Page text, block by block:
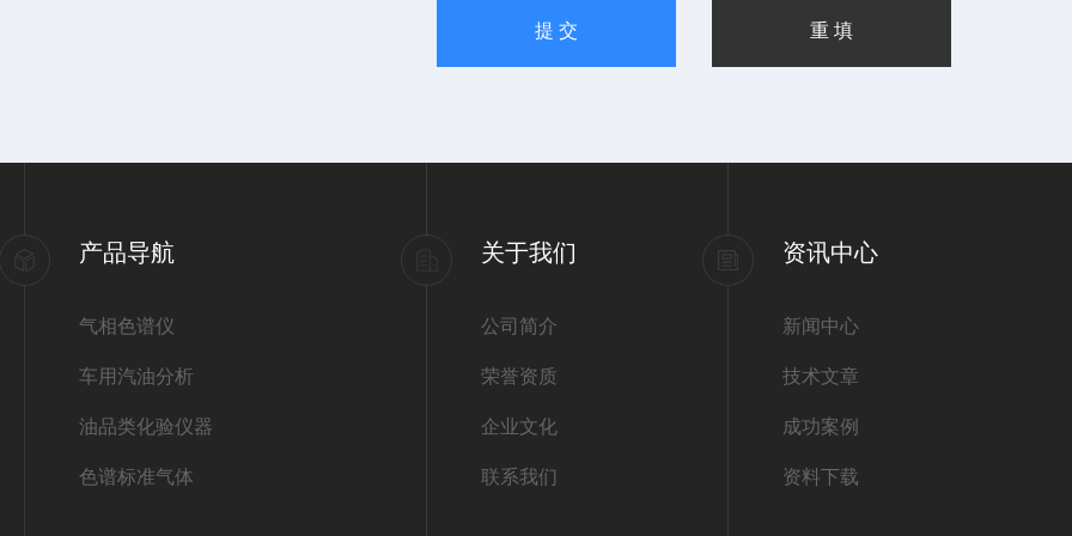
产品导航
气相色谱仪
车用汽油分析
油品类化验仪器
色谱标准气体
关于我们
公司简介
荣誉资质
企业文化
联系我们
资讯中心
新闻中心
技术文章
成功案例
资料下载